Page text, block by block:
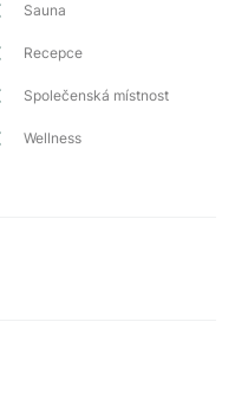
Sauna
Recepce
Společenská místnost
Wellness